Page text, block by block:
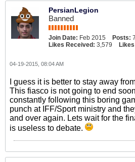
PersianLegion
Banned
Join Date: Feb 2015 Posts:
Likes Received: 3,579
04-19-2015, 08:04 AM
I guess it is better to stay away
This fiasco is not going to end
constantly following this boring
punch at IFF/Sport ministry and
and over again. Lets wait for the
is useless to debate.